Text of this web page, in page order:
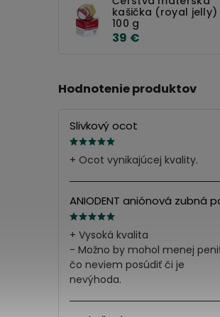
kašička (royal jelly)
100 g
39 €
Hodnotenie produktov
Slivkový ocot
+ Ocot vynikajúcej kvality.
+ Vysoká kvalita
- Možno by mohol menej
čo neviem posúdiť či je
nevýhoda.